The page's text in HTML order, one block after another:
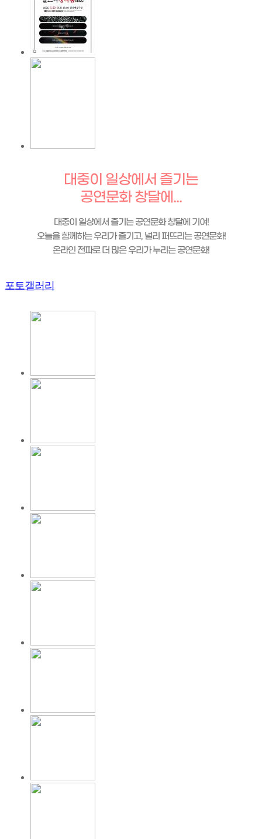
대중이 일상에서 즐기는
공연문화 창달에...
대중이 일상에서 즐기는 공연문화 창달에 기여!
오늘을 함께하는 우리가 즐기고, 널리 퍼뜨리는 공연문화!
온라인 전파로 더 많은 우리가 누리는 공연문화!
포토갤러리